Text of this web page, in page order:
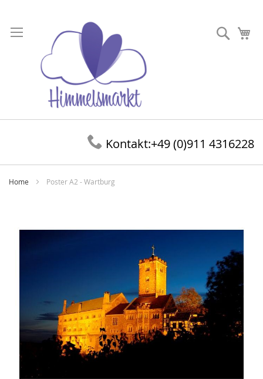
zum
Inhalt
Suche
Kontakt:+49 (0)911 4316228
Home Poster A2 - Wartburg
der